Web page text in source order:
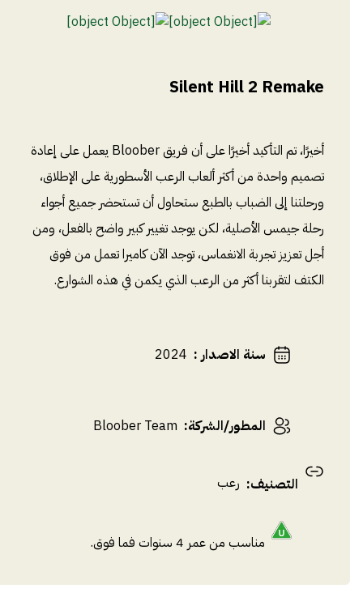
Silent Hill 2 Remake
أخيرًا، تم التأكيد أخيرًا على أن فريق Bloober يعمل على إعادة
تصميم واحدة من أكثر ألعاب الرعب الأسطورية على الإطلاق،
ورحلتنا إلى الضباب بالطبع ستحاول أن تستحضر جميع أجواء
رحلة جيمس الأصلية، لكن يوجد تغيير كبير واضح بالفعل، ومن
أجل تعزيز تجربة الانغماس، توجد الآن كاميرا تعمل من فوق
الكتف لتقربنا أكثر من الرعب الذي يكمن في هذه الشوارع.
سنة الاصدار:
2024
المطور/الشركة:
Bloober Team
التصنيف: رعب
مناسب من عمر 4 سنوات فما فوق.